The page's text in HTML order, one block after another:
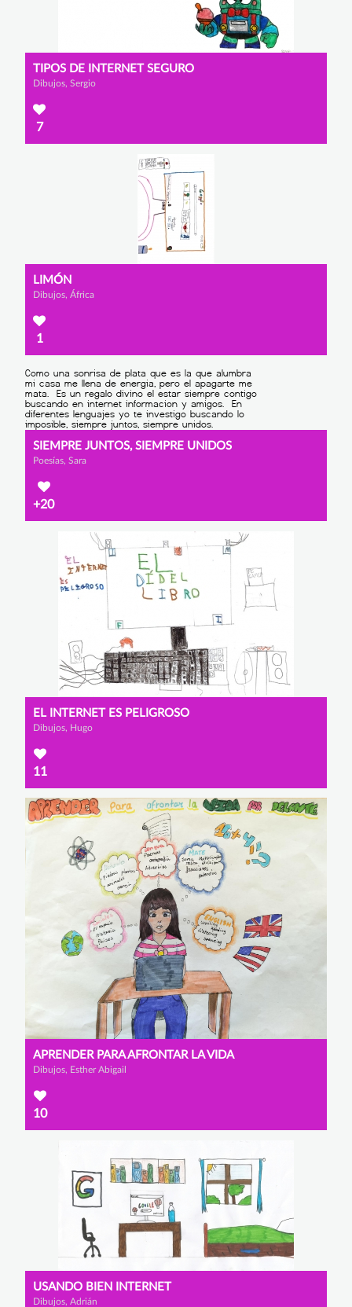
TIPOS DE INTERNET SEGURO
Dibujos, Sergio
7
LIMÓN
Dibujos, África
1
SIEMPRE JUNTOS, SIEMPRE UNIDOS
Poesías, Sara
+20
EL INTERNET ES PELIGROSO
Dibujos, Hugo
11
APRENDER PARA AFRONTAR LA VIDA
Dibujos, Esther Abigail
10
USANDO BIEN INTERNET
Dibujos, Adrián